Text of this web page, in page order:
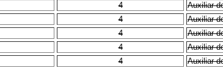
4 Auxiliar
4 Auxiliar
4 Auxiliar
4 Auxiliar
4 Auxiliar